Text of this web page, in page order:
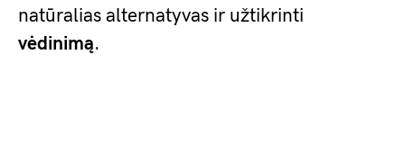
natūralias alternatyvas ir užtikrinti
vėdinimą.